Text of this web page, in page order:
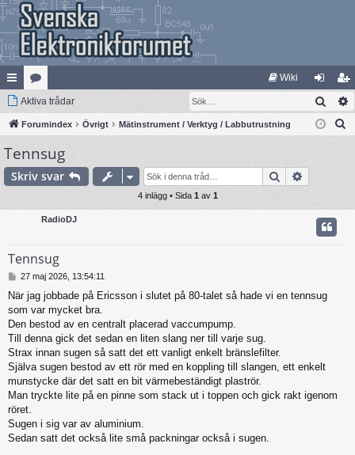
na
bb
lä
nk
at
eg
ori
er
Wiki
og
ga
li
m
Aktiva trådar Sök
Forumindex Övrigt Mätinstrument / Verktyg / Labbutrustning
Tennsug
Skriv svar Sök
4 inlägg • Sida 1av 1
RadioDJ
Tennsug
l
ä
g
g
27 maj 2026, 13:54:11
När jag jobbade på Ericsson i slutet på 80-talet så hade vi en tennsug
som var mycket bra.
Den bestod av en centralt placerad vaccumpump.
Till denna gick det sedan en liten slang ner till varje sug.
Strax innan sugen så satt det ett vanligt enkelt bränslefilter.
Själva sugen bestod av ett rör med en koppling till slangen, ett enkelt
munstycke där det satt en bit värmebeständigt plaströr.
Man tryckte lite på en pinne som stack ut i toppen och gick rakt igenom
röret.
Sugen i sig var av aluminium.
Sedan satt det också lite små packningar också i sugen.